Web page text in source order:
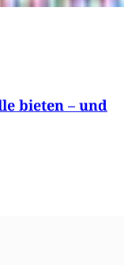
bieten – und